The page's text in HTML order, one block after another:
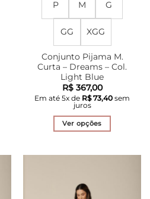
P M G
GG XGG
Conjunto Pijama M.
Curta – Dreams – Col.
Light Blue
R$367,00
Em até 5x de R$73,40 sem
juros
Ver opções
variantes.